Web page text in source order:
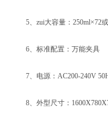
5、zui大容量：250ml×72或
6、标准配置：万能夹具
7、电源：AC200-240V
8、外型尺寸：